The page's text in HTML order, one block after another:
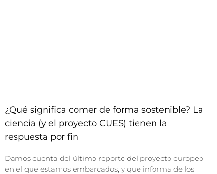
¿Qué significa comer de forma sostenible? La
ciencia (y el proyecto CUES) tienen la
respuesta por fin
Damos cuenta del último reporte del proyecto europeo
en el que estamos embarcados, y que informa de los